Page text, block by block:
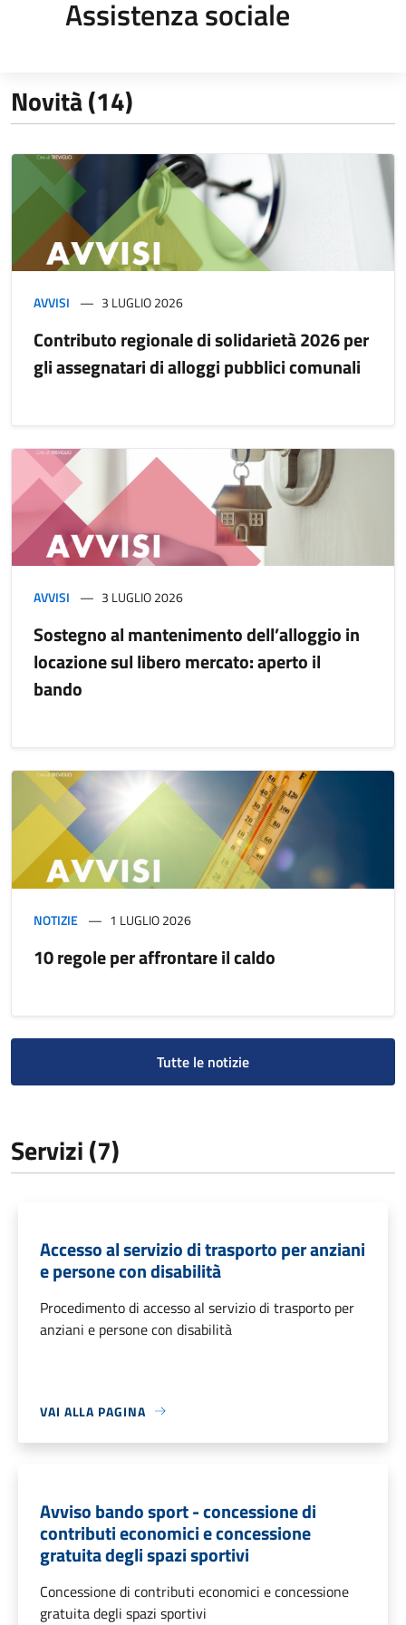
Assistenza sociale
Novità (14)
AVVISI 3 LUGLIO 2026
Contributo regionale di solidarietà 2026 per
gli assegnatari di alloggi pubblici comunali
AVVISI 3 LUGLIO 2026
Sostegno al mantenimento dell’alloggio in
locazione sul libero mercato: aperto il
bando
NOTIZIE 1 LUGLIO 2026
10 regole per affrontare il caldo
Tutte le notizie
Servizi (7)
Accesso al servizio di trasporto per anziani
e persone con disabilità
Procedimento di accesso al servizio di trasporto per
anziani e persone con disabilità
VAI ALLA PAGINA
Avviso bando sport - concessione di
contributi economici e concessione
gratuita degli spazi sportivi
Concessione di contributi economici e concessione
gratuita degli spazi sportivi